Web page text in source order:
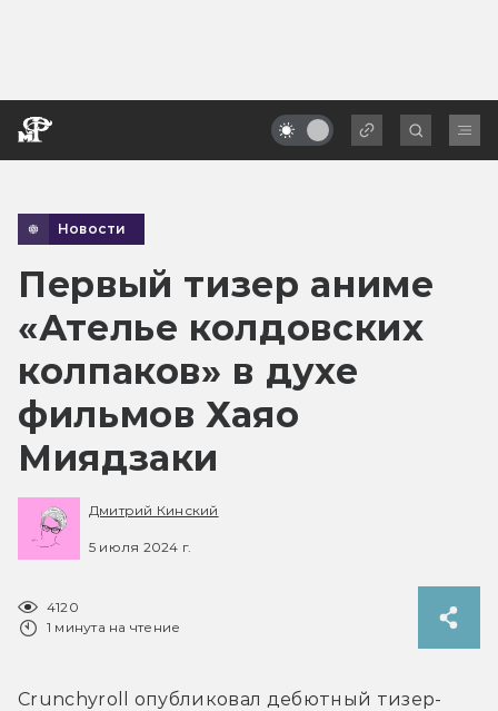
Новости
Первый тизер аниме
«Ателье колдовских
колпаков» в духе
фильмов Хаяо
Миядзаки
Дмитрий Кинский
5 июля 2024 г.
4120
1 минута на чтение
Crunchyroll опубликовал дебютный тизер-